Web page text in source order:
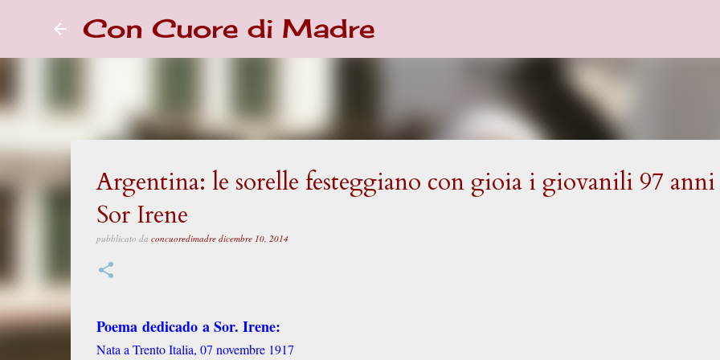
Con Cuore di Madre
Argentina: le sorelle festeggiano con gioia i giovanili 97
Sor Irene
pubblicato da concuoredimadre dicembre 10, 2014
Poema dedicado a Sor. Irene:
Nata a Trento Italia, 07 novembre 1917